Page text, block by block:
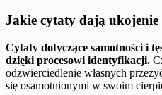
Jakie cytaty dają
Cytaty dotyczące samotności i
dzięki procesowi identyfikacji.
odzwierciedlenie własnych
się osamotnionymi w swoim